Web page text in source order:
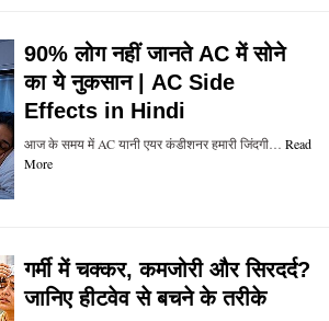
90% लोग नहीं जानते AC में सोने
का ये नुकसान | AC Side
Effects in Hindi
आज के समय में AC यानी एयर कंडीशनर हमारी जिंदगी… Read
More
गर्मी में चक्कर, कमजोरी और सिरदर्द?
जानिए हीटवेव से बचने के तरीके